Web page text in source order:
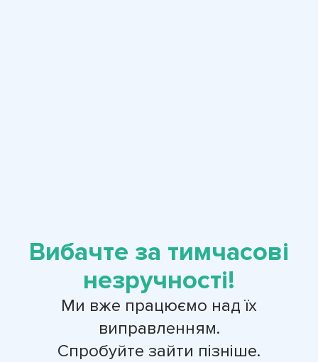
Вибачте за тимчасові
незручності!
Ми вже працюємо над їх
виправленням.
Спробуйте зайти пізніше.